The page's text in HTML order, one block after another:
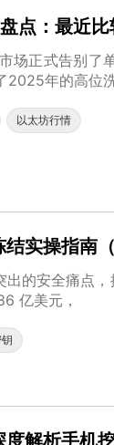
点：最近比
正式告别了
2025年的高位
以太坊行情
实操指南
的安全痛点
亿美元，
解析手机